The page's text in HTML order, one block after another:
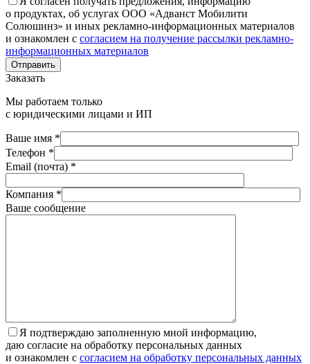
о продуктах, об услугах ООО «Адванст Мобилити
Солюшинз» и иных рекламно-информационных материалов
и ознакомлен с согласием на получение рассылки рекламно-
информационных материалов
Отправить
Заказать
Мы работаем только
с юридическими лицами и ИП
Ваше имя *
Телефон *
Email (почта) *
Компания *
Ваше сообщение
Я подтверждаю заполненную мной информацию,
даю согласие на обработку персональных данных
и ознакомлен с согласием на обработку персональных данных